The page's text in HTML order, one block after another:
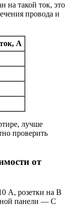
на такой ток, это
провода и
А
лучше
проверить
от
А, розетки на B
панели — C